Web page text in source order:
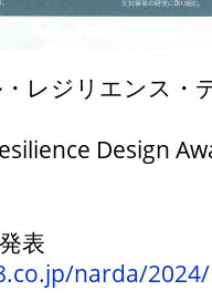
レジリエンス・
Design
表
narda/2024/